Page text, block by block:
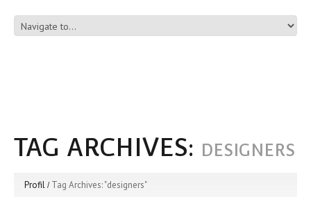
TAG ARCHIVES: DESIGNERS
Profil Tag Archives: "designers"